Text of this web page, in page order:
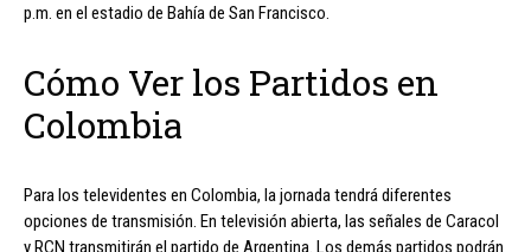
p.m. en el estadio de Bahía de San Francisco.
Cómo Ver los Partidos en
Colombia
Para los televidentes en Colombia, la jornada tendrá diferentes
opciones de transmisión. En televisión abierta, las señales de Caracol
y RCN transmitirán el partido de Argentina. Los demás partidos podrán